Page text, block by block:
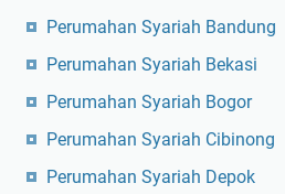
Perumahan Syariah Bandung
Perumahan Syariah Bekasi
Perumahan Syariah Bogor
Perumahan Syariah Cibinong
Perumahan Syariah Depok